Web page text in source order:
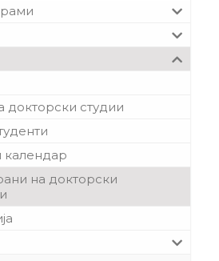
докторски студии
календар
на докторски